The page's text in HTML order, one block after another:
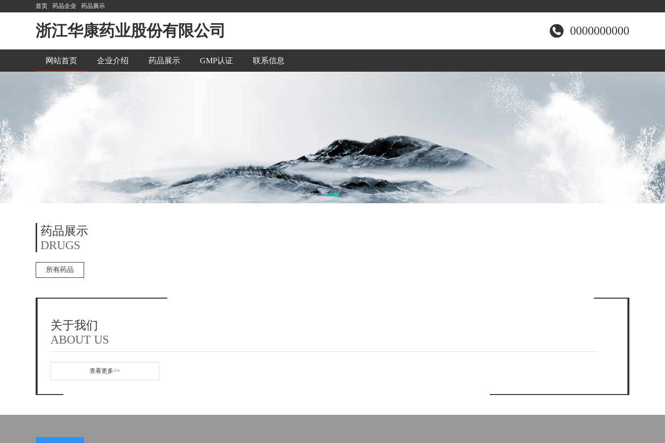
首页 药品企业 药品展示
浙江华康药业股份有限公司 0000000000
网站首页 企业介绍 药品展示 GMP认证 联系信息
药品展示
DRUGS
所有药品
关于我们
ABOUT US
查看更多>>